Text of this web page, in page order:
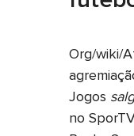
Org/wiki/
Jogos
no